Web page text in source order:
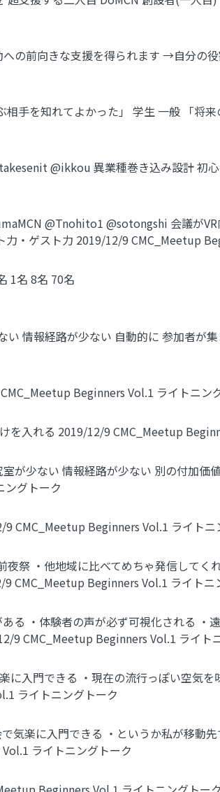
の前向きな支援を得られます →自分の
手を知れてよかった」 学生 一般 「将
@ikkou 異業種巻き込み設計 初
@Tnohito1 @sotongshi 会議が
・ゲスト力 2019/12/9 CMC_Meetup
1名 8名 70名
情報経路が少ない 自動的に 参加者が
Beginners Vol.1 ライトニン
を入れる 2019/12/9 CMC_Meetup
が少ない 情報経路が少ない 別の付加価
ングトーク
CMC_Meetup Beginners Vol.1 ライトニ
祭 ・他地域に比べてめちゃ発信してく
CMC_Meetup Beginners Vol.1 ライトニ
る ・体験者の声が必ず可視化される ・
9 CMC_Meetup Beginners Vol.1 ライト
入門できる ・現在の流行っぽい空気
ライトニングトーク
気楽に入門できる ・というか私が移動
ライトニングトーク